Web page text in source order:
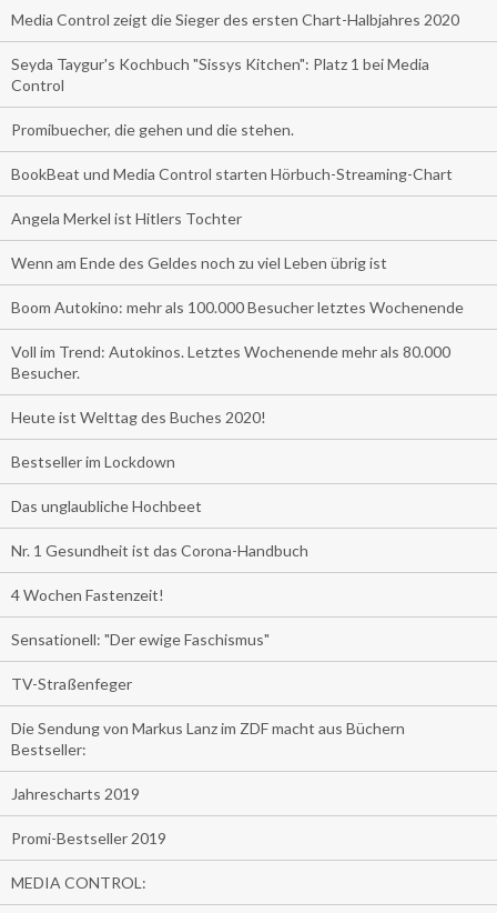
Media Control zeigt die Sieger des ersten Chart-Halbjahres 2020
Seyda Taygur's Kochbuch "Sissys Kitchen": Platz 1 bei Media
Control
Promibuecher, die gehen und die stehen.
BookBeat und Media Control starten Hörbuch-Streaming-Chart
Angela Merkel ist Hitlers Tochter
Wenn am Ende des Geldes noch zu viel Leben übrig ist
Boom Autokino: mehr als 100.000 Besucher letztes Wochenende
Voll im Trend: Autokinos. Letztes Wochenende mehr als 80.000
Besucher.
Heute ist Welttag des Buches 2020!
Bestseller im Lockdown
Das unglaubliche Hochbeet
Nr. 1 Gesundheit ist das Corona-Handbuch
4 Wochen Fastenzeit!
Sensationell: "Der ewige Faschismus"
TV-Straßenfeger
Die Sendung von Markus Lanz im ZDF macht aus Büchern
Bestseller:
Jahrescharts 2019
Promi-Bestseller 2019
MEDIA CONTROL: